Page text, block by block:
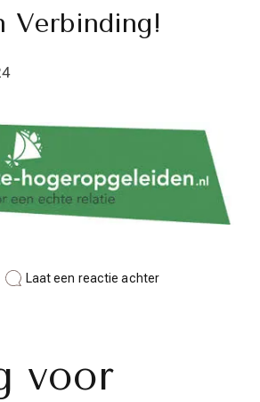
Verbinding!
Laat een reactie achterop
voor